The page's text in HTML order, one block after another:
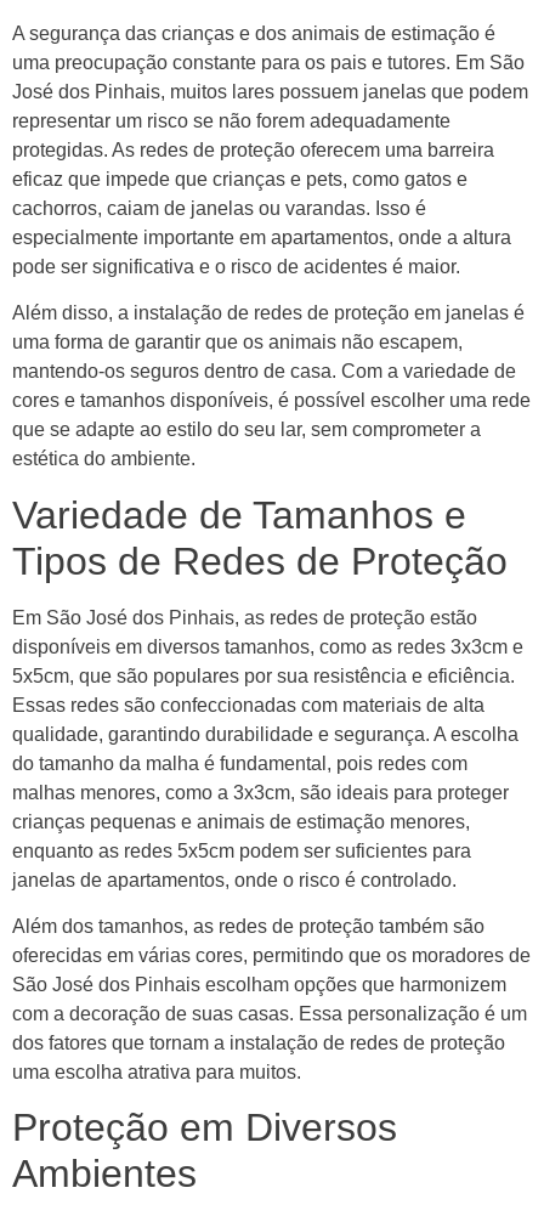
A segurança das crianças e dos animais de estimação é
uma preocupação constante para os pais e tutores. Em São
José dos Pinhais, muitos lares possuem janelas que podem
representar um risco se não forem adequadamente
protegidas. As redes de proteção oferecem uma barreira
eficaz que impede que crianças e pets, como gatos e
cachorros, caiam de janelas ou varandas. Isso é
especialmente importante em apartamentos, onde a altura
pode ser significativa e o risco de acidentes é maior.
Além disso, a instalação de redes de proteção em janelas é
uma forma de garantir que os animais não escapem,
mantendo-os seguros dentro de casa. Com a variedade de
cores e tamanhos disponíveis, é possível escolher uma rede
que se adapte ao estilo do seu lar, sem comprometer a
estética do ambiente.
Variedade de Tamanhos e
Tipos de Redes de Proteção
Em São José dos Pinhais, as redes de proteção estão
disponíveis em diversos tamanhos, como as redes 3x3cm e
5x5cm, que são populares por sua resistência e eficiência.
Essas redes são confeccionadas com materiais de alta
qualidade, garantindo durabilidade e segurança. A escolha
do tamanho da malha é fundamental, pois redes com
malhas menores, como a 3x3cm, são ideais para proteger
crianças pequenas e animais de estimação menores,
enquanto as redes 5x5cm podem ser suficientes para
janelas de apartamentos, onde o risco é controlado.
Além dos tamanhos, as redes de proteção também são
oferecidas em várias cores, permitindo que os moradores de
São José dos Pinhais escolham opções que harmonizem
com a decoração de suas casas. Essa personalização é um
dos fatores que tornam a instalação de redes de proteção
uma escolha atrativa para muitos.
Proteção em Diversos
Ambientes